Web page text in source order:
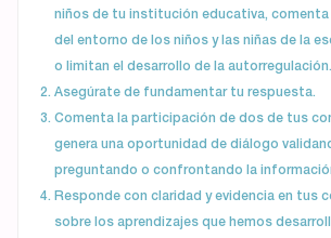
niños de tu institución educativa,
del entorno de los niños y las niñas de la
o limitan el desarrollo de la autorregulación.
Asegúrate de fundamentar tu respuesta.
Comenta la participación de dos de tus
genera una oportunidad de diálogo
preguntando o confrontando la
Responde con claridad y evidencia en tus
sobre los aprendizajes que hemos